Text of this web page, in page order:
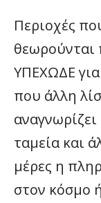
Περιοχές
θεωρούνται
ΥΠΕΧΩΔΕ
που άλλη
ταμεία και
μέρες η
στον κόσμο